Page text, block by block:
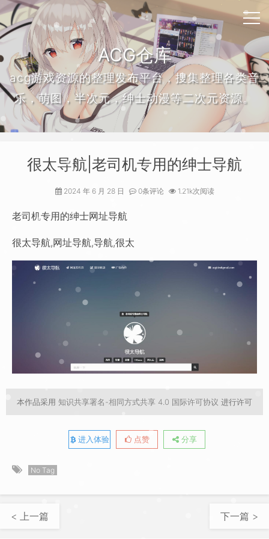
ACG仓库
acg游戏资源的整理发布平台，搜集整理各类音
乐，萌图，半次元，绅士动漫等二次元资源。
很太导航|老司机专用的绅士导航
2024 年 6 月 28 日 0条评论 1.21k次阅读
老司机专用的绅士网址导航
很太导航,网址导航,导航,很太
本作品采用 知识共享署名-相同方式共享 4.0 国际许可协议 进行许可
进入体验 点赞 分享
No Tag
< 上一篇 下一篇 >